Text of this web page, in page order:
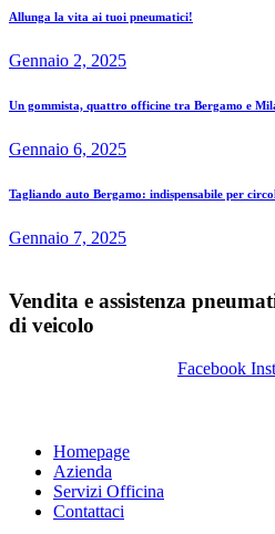
Allunga la vita ai tuoi pneumatici!
Gennaio 2, 2025
Un gommista, quattro officine tra Bergamo e
Gennaio 6, 2025
Tagliando auto Bergamo: indispensabile per
Gennaio 7, 2025
Vendita e assistenza
di veicolo
Facebook
Homepage
Azienda
Servizi Officina
Contattaci